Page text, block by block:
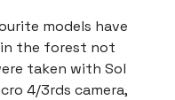
models have
in the forest not
taken with Sol
4/3rds camera,